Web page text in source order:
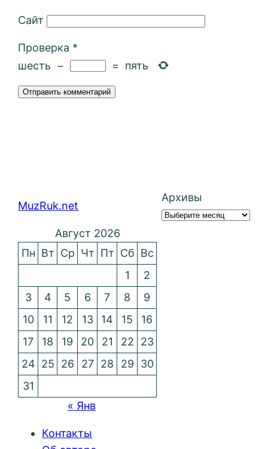
Сайт
Проверка *
шесть − = пять
MuzRuk.net
Архивы
Август 2026
Пн Вт Ср Чт Пт Сб Вс
1
2
3
4 5 6 7 8
9
10
11 12 13 14 15
16
17
18 19 20 21 22
23
24 25 26 27 28 29
30
31
« Янв
Контакты